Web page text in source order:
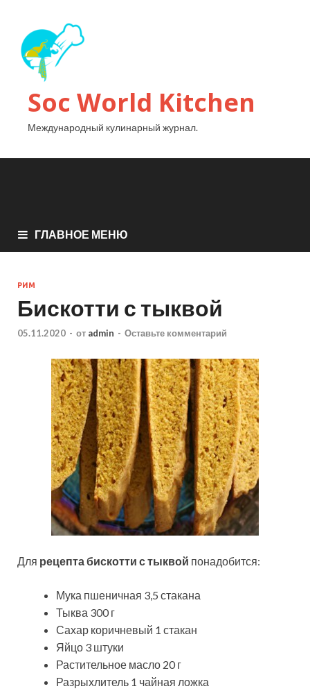
Soc World Kitchen
Международный кулинарный журнал.
ГЛАВНОЕ МЕНЮ
РИМ
Бискотти с тыквой
05.11.2020 - от admin - Оставьте комментарий
Для рецепта бискотти с тыквой понадобится:
Мука пшеничная 3,5 стакана
Тыква 300 г
Сахар коричневый 1 стакан
Яйцо 3 штуки
Растительное масло 20 г
Разрыхлитель 1 чайная ложка